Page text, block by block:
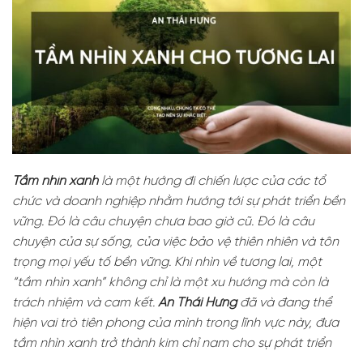
Tầm nhìn xanhlà một hướng đi chiến lược của các tổ
chức và doanh nghiệp nhằm hướng tới sự phát triển bền
vững. Đó là câu chuyện chưa bao giờ cũ. Đó là câu
chuyện của sự sống, của việc bảo vệ thiên nhiên và tôn
trọng mọi yếu tố bền vững. Khi nhìn về tương lai, một
“tầm nhìn xanh” không chỉ là một xu hướng mà còn là
trách nhiệm và cam kết. An Thái Hưngđã và đang thể
hiện vai trò tiên phong của mình trong lĩnh vực này, đưa
tầm nhìn xanh trở thành kim chỉ nam cho sự phát triển